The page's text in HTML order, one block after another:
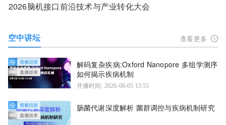
2026脑机接口前沿技术与产业转化大会
空中讲坛 查看更多
解码复杂疾病:Oxford Nanopore 多组学测序
如何揭示疾病机制
开播时间: 2026-08-05 13:55
肠菌代谢深度解析 菌群调控与疾病机制研究